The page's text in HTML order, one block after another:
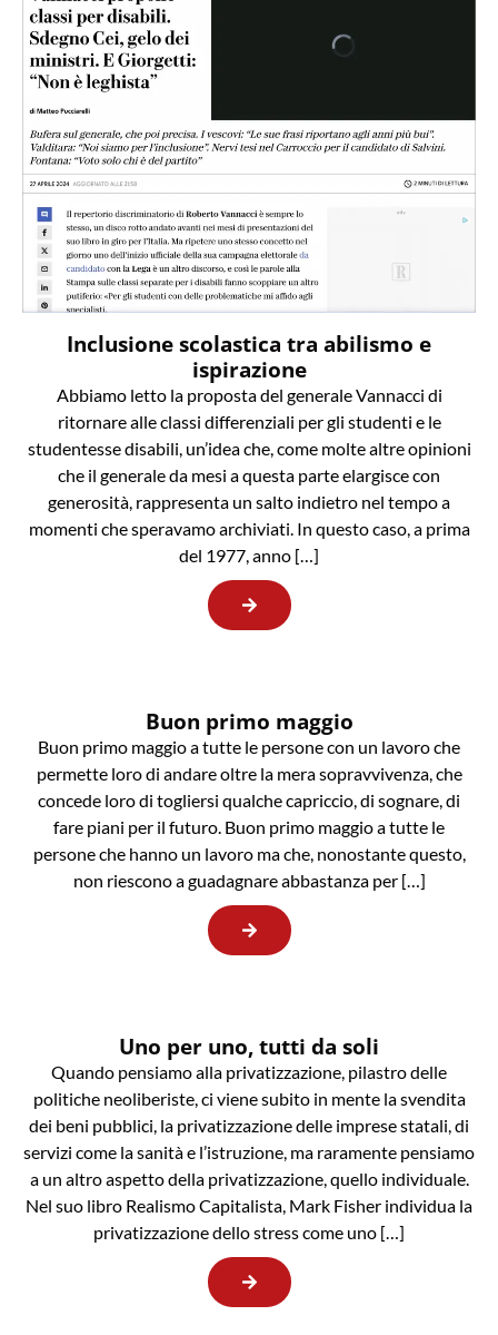
Inclusione scolastica tra abilismo e
ispirazione
Abbiamo letto la proposta del generale Vannacci di
ritornare alle classi differenziali per gli studenti e le
studentesse disabili, un’idea che, come molte altre opinioni
che il generale da mesi a questa parte elargisce con
generosità, rappresenta un salto indietro nel tempo a
momenti che speravamo archiviati. In questo caso, a prima
del 1977, anno […]
Buon primo maggio
Buon primo maggio a tutte le persone con un lavoro che
permette loro di andare oltre la mera sopravvivenza, che
concede loro di togliersi qualche capriccio, di sognare, di
fare piani per il futuro. Buon primo maggio a tutte le
persone che hanno un lavoro ma che, nonostante questo,
non riescono a guadagnare abbastanza per […]
Uno per uno, tutti da soli
Quando pensiamo alla privatizzazione, pilastro delle
politiche neoliberiste, ci viene subito in mente la svendita
dei beni pubblici, la privatizzazione delle imprese statali, di
servizi come la sanità e l’istruzione, ma raramente pensiamo
a un altro aspetto della privatizzazione, quello individuale.
Nel suo libro Realismo Capitalista, Mark Fisher individua la
privatizzazione dello stress come uno […]